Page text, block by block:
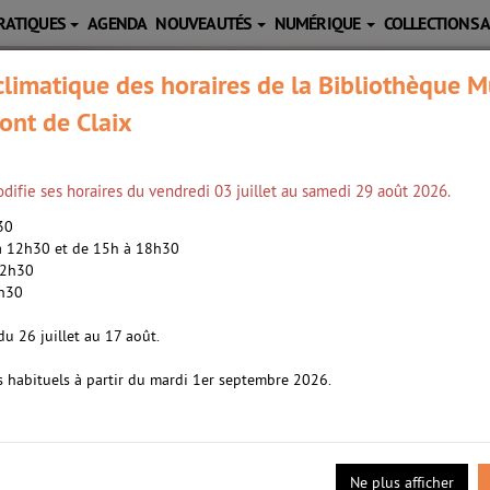
AGENDA NOUVEAUTÉS NUMÉRIQUE COLLECTIONS
01
01 /Sleepy-C (19..-....). Illustrateur
passe son temps libre plongé dans un webroman dont il est
s'abat sur le monde et des monstres s'attaquent aux hommes.
des horaires de la Bibliothèque
de Claix
ses horaires du vendredi 03 juillet au samedi 29 août 2026.
12h30 et de 15h à 18h30
26 juillet au 17 août.
habituels à partir du mardi 1er septembre 2026.
Ne plus afficher